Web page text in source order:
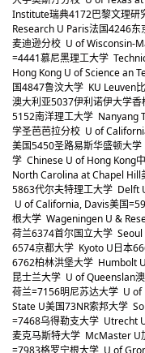
Institute瑞典4172巴黎文理研
Research U Paris法国4246东
麦迪逊分校 U of Wisconsin-
=4441慕尼黑理工大学
Hong Kong U of Science an
国4847鲁汶大学 KU Leuven
澳大利亚5037伊利诺伊大学
5152南洋理工大学 Nanyang
学圣芭芭拉分校 U of
美国5450圣路易斯华盛顿大
学 Chinese U of Hong Kong
North Carolina at Chapel Hill
5863代尔夫特理工大学 Delft
U of California, Davis美国=59
根大学 Wageningen U &
荷兰6374首尔国立大学
6574京都大学 Kyoto U日本66
6762柏林洪堡大学 Humbolt
昆士兰大学 U of Queenslan
荷兰=7156明尼苏达大学 U
State U美国73NR索邦大学
=7468乌得勒支大学 Utrecht
麦克马斯特大学 McMaster U
=7983格罗宁根大学 U of